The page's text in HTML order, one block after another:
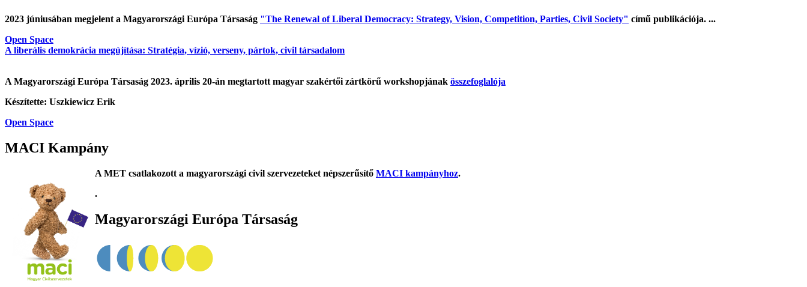
2023 júniusában megjelent a Magyarországi Európa Társaság "The Renewal of Liberal Democracy: Strategy, Vision, Competition, Parties, Civil Society" című publikációja. ...
Open Space
A liberális demokrácia megújítása: Stratégia, vízió, verseny, pártok, civil társadalom
A Magyarországi Európa Társaság 2023. április 20-án megtartott magyar szakértői zártkörű workshopjának összefoglalója
Készítette: Uszkiewicz Erik
Open Space
MACI Kampány
A MET csatlakozott a magyarországi civil szervezeteket népszerűsítő MACI kampányhoz.
.
Magyarországi Európa Társaság